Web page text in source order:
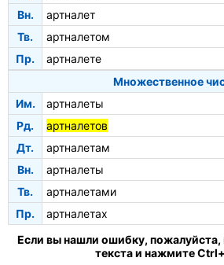
Вн.
артналет
Тв.
артналетом
Пр.
артналете
Множественное
Им.
артналеты
Рд.
артналетов
Дт.
артналетам
Вн.
артналеты
Тв.
артналетами
Пр.
артналетах
Если вы нашли ошибку,
текста и нажмите